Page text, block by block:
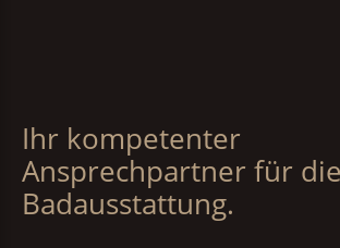
Ihr kompetenter
Ansprechpartner für
Badausstattung.